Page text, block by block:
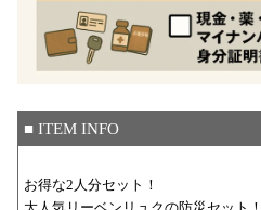
■ ITEM INFO
お得な2人分セット！